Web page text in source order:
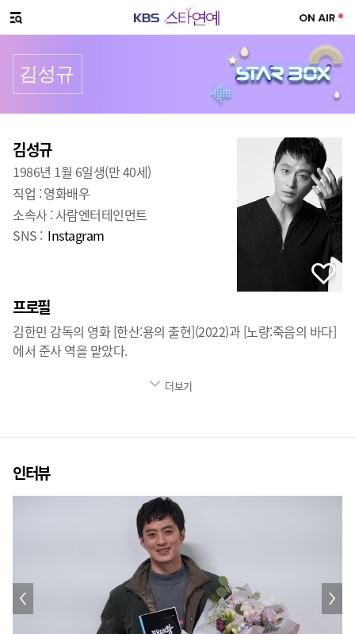
메뉴 열기
김성규
프로필
김성규
1986년 1월 6일생(만 40세)
직업 :영화배우
소속사 :사람엔터테인먼트
SNS : Instagram
프로필
김한민 감독의 영화 [한산:용의 출현](2022)과 [노량:죽음의 바다]
에서 준사 역을 맡았다.
더보기
인터뷰